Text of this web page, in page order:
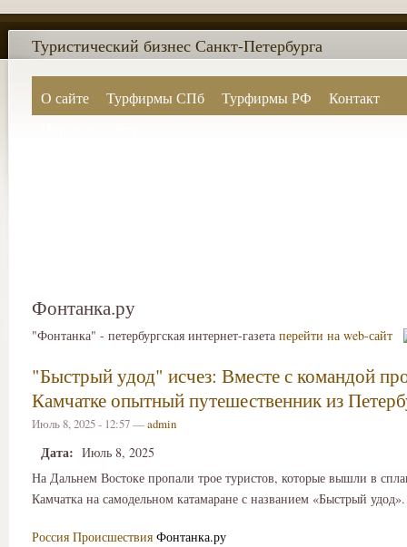
О сайте Турфирмы СПб Турфирмы РФ
Контакт
Туристический бизнес Санкт-Петербурга
Фонтанка.ру
"Фонтанка" - петербургская интернет-газета перейти на web-сайт
"Быстрый удод" исчез: Вместе с командой
Камчатке опытный путешественник из
Июль 8, 2025 - 12:57 —admin
Дата: Июль 8, 2025
На Дальнем Востоке пропали трое туристов, которые вышли в
Камчатка на самодельном катамаране с названием «Быстрый удод».
Россия Происшествия Фонтанка.ру